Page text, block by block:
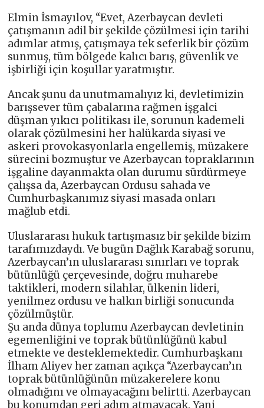
Elmin İsmayılov, “Evet, Azerbaycan devleti
çatışmanın adil bir şekilde çözülmesi için tarihi
adımlar atmış, çatışmaya tek seferlik bir çözüm
sunmuş, tüm bölgede kalıcı barış, güvenlik ve
işbirliği için koşullar yaratmıştır.
Ancak şunu da unutmamalıyız ki, devletimizin
barışsever tüm çabalarına rağmen işgalci
düşman yıkıcı politikası ile, sorunun kademeli
olarak çözülmesini her halükarda siyasi ve
askeri provokasyonlarla engellemiş, müzakere
sürecini bozmuştur ve Azerbaycan topraklarının
işgaline dayanmakta olan durumu sürdürmeye
çalışsa da, Azerbaycan Ordusu sahada ve
Cumhurbaşkanımız siyasi masada onları
mağlub etdi.
Uluslararası hukuk tartışmasız bir şekilde bizim
tarafımızdaydı. Ve bugün Dağlık Karabağ sorunu,
Azerbaycan’ın uluslararası sınırları ve toprak
bütünlüğü çerçevesinde, doğru muharebe
taktikleri, modern silahlar, ülkenin lideri,
yenilmez ordusu ve halkın birliği sonucunda
çözülmüştür.
Şu anda dünya toplumu Azerbaycan devletinin
egemenliğini ve toprak bütünlüğünü kabul
etmekte ve desteklemektedir. Cumhurbaşkanı
İlham Aliyev her zaman açıkça “Azerbaycan’ın
toprak bütünlüğünün müzakerelere konu
olmadığını ve olmayacağını belirtti. Azerbaycan
bu konumdan geri adım atmayacak. Yani